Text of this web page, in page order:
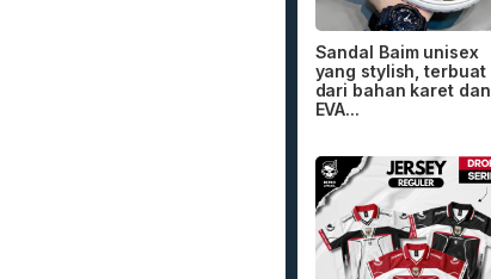
Sandal Baim unisex
yang stylish, terbuat
dari bahan karet dan
EVA...